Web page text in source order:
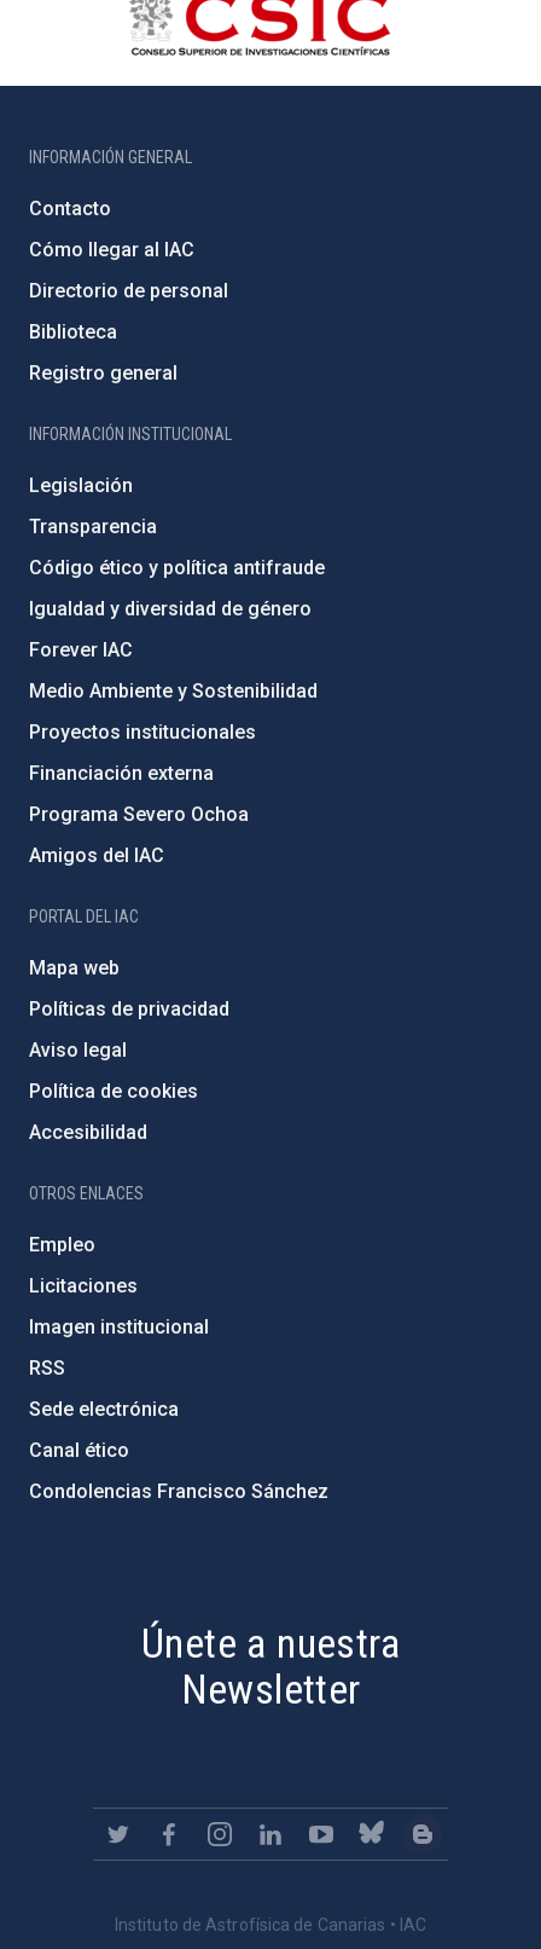
INFORMACIÓN GENERAL
Contacto
Cómo llegar al IAC
Directorio de personal
Biblioteca
Registro general
INFORMACIÓN INSTITUCIONAL
Legislación
Transparencia
Código ético y política antifraude
Igualdad y diversidad de género
Forever IAC
Medio Ambiente y Sostenibilidad
Proyectos institucionales
Financiación externa
Programa Severo Ochoa
Amigos del IAC
PORTAL DEL IAC
Mapa web
Políticas de privacidad
Aviso legal
Política de cookies
Accesibilidad
OTROS ENLACES
Empleo
Licitaciones
Imagen institucional
RSS
Sede electrónica
Canal ético
Condolencias Francisco Sánchez
Únete a nuestra
Newsletter
Instituto de Astrofísica de Canarias • IAC